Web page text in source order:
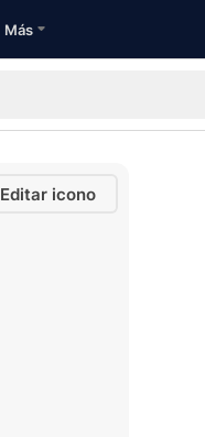
Más
Editar icono